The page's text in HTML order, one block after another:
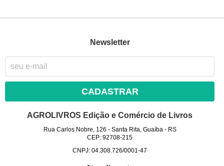
Newsletter
CADASTRAR
AGROLIVROS Edição e Comércio de Livros
Rua Carlos Nobre, 126 - Santa Rita, Guaíba- RS
CEP: 92708-215
CNPJ: 04.308.726/0001-47